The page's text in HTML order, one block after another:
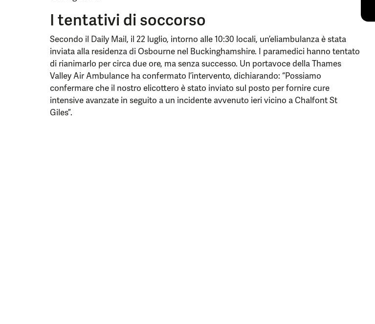
I tentativi di soccorso
Secondo il Daily Mail, il 22 luglio, intorno alle 10:30 locali, un’eliambulanza è stata
inviata alla residenza di Osbourne nel Buckinghamshire. I paramedici hanno tentato
di rianimarlo per circa due ore, ma senza successo. Un portavoce della Thames
Valley Air Ambulance ha confermato l’intervento, dichiarando: “Possiamo
confermare che il nostro elicottero è stato inviato sul posto per fornire cure
intensive avanzate in seguito a un incidente avvenuto ieri vicino a Chalfont St
Giles”.